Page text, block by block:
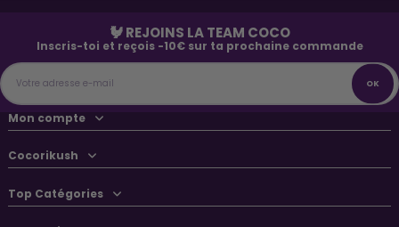
🐓 REJOINS LA TEAM COCO
Inscris-toi et reçois -10€ sur ta prochaine commande
Mon compte
Cocorikush
Top Catégories